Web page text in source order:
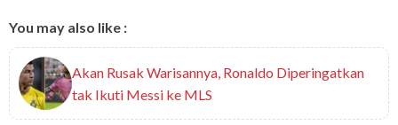
You may also like :
Akan Rusak Warisannya, Ronaldo Diperingatkan
tak Ikuti Messi ke MLS